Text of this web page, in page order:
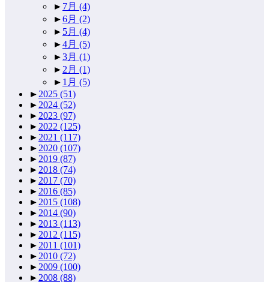
► 7月 (4)
►6月 (2)
► 5月 (4)
►4月 (5)
►3月 (1)
► 2月 (1)
► 1月 (5)
► 2025 (51)
► 2024 (52)
► 2023 (97)
► 2022 (125)
► 2021 (117)
► 2020 (107)
► 2019 (87)
► 2018 (74)
► 2017 (70)
► 2016 (85)
► 2015 (108)
► 2014 (90)
► 2013 (113)
► 2012 (115)
► 2011 (101)
► 2010 (72)
► 2009 (100)
► 2008 (88)